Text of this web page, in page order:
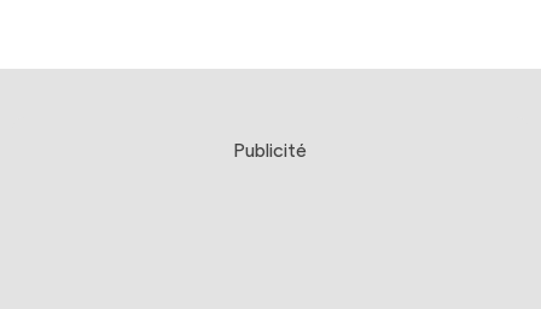
Publicité